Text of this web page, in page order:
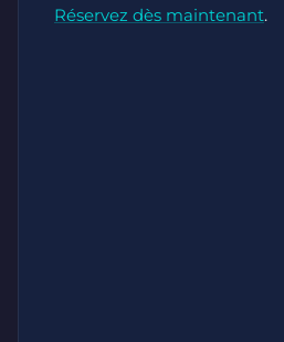
Réservez dès maintenant.